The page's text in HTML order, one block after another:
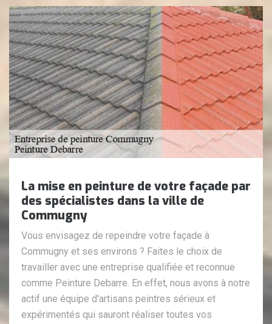
La mise en peinture de votre façade par
des spécialistes dans la ville de
Commugny
Vous envisagez de repeindre votre façade à
Commugny et ses environs ? Faites le choix de
travailler avec une entreprise qualifiée et reconnue
comme Peinture Debarre. En effet, nous avons à notre
actif une équipe d'artisans peintres sérieux et
expérimentés qui sauront réaliser toutes vos